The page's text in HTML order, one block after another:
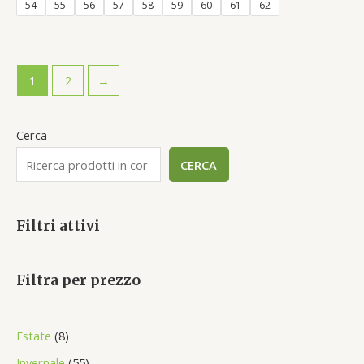
Cerca
CERCA
Filtri attivi
Filtra per prezzo
Estate 88
p
54 55 56 57 58 59 60 61 62
1 2 →